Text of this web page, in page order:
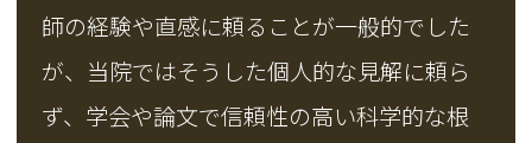
師の経験や直感に頼ることが一般的でした
が、当院ではそうした個人的な見解に頼ら
ず、学会や論文で信頼性の高い科学的な根